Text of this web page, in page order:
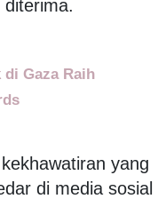
di Gaza Raih
yang
di media sosial